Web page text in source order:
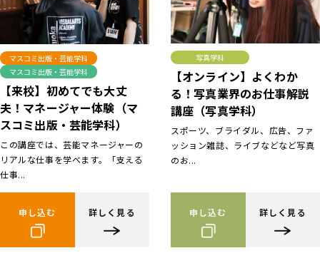
マスコミ出版・芸能学科
マスコミ出版・芸能学科
【来校】初めてでも大丈
夫！マネージャー体験（マ
スコミ出版・芸能学科）
この講座では、芸能マネージャーの
リアルな仕事を学べます。「支える
仕事...
申し込む 詳しく見る
写真学科
【オンライン】よくわか
る！写真業界のお仕事解説
講座（写真学科）
スポーツ、ブライダル、広告、ファ
ッション雑誌、ライブなどなど写真
のお...
申し込む 詳しく見る